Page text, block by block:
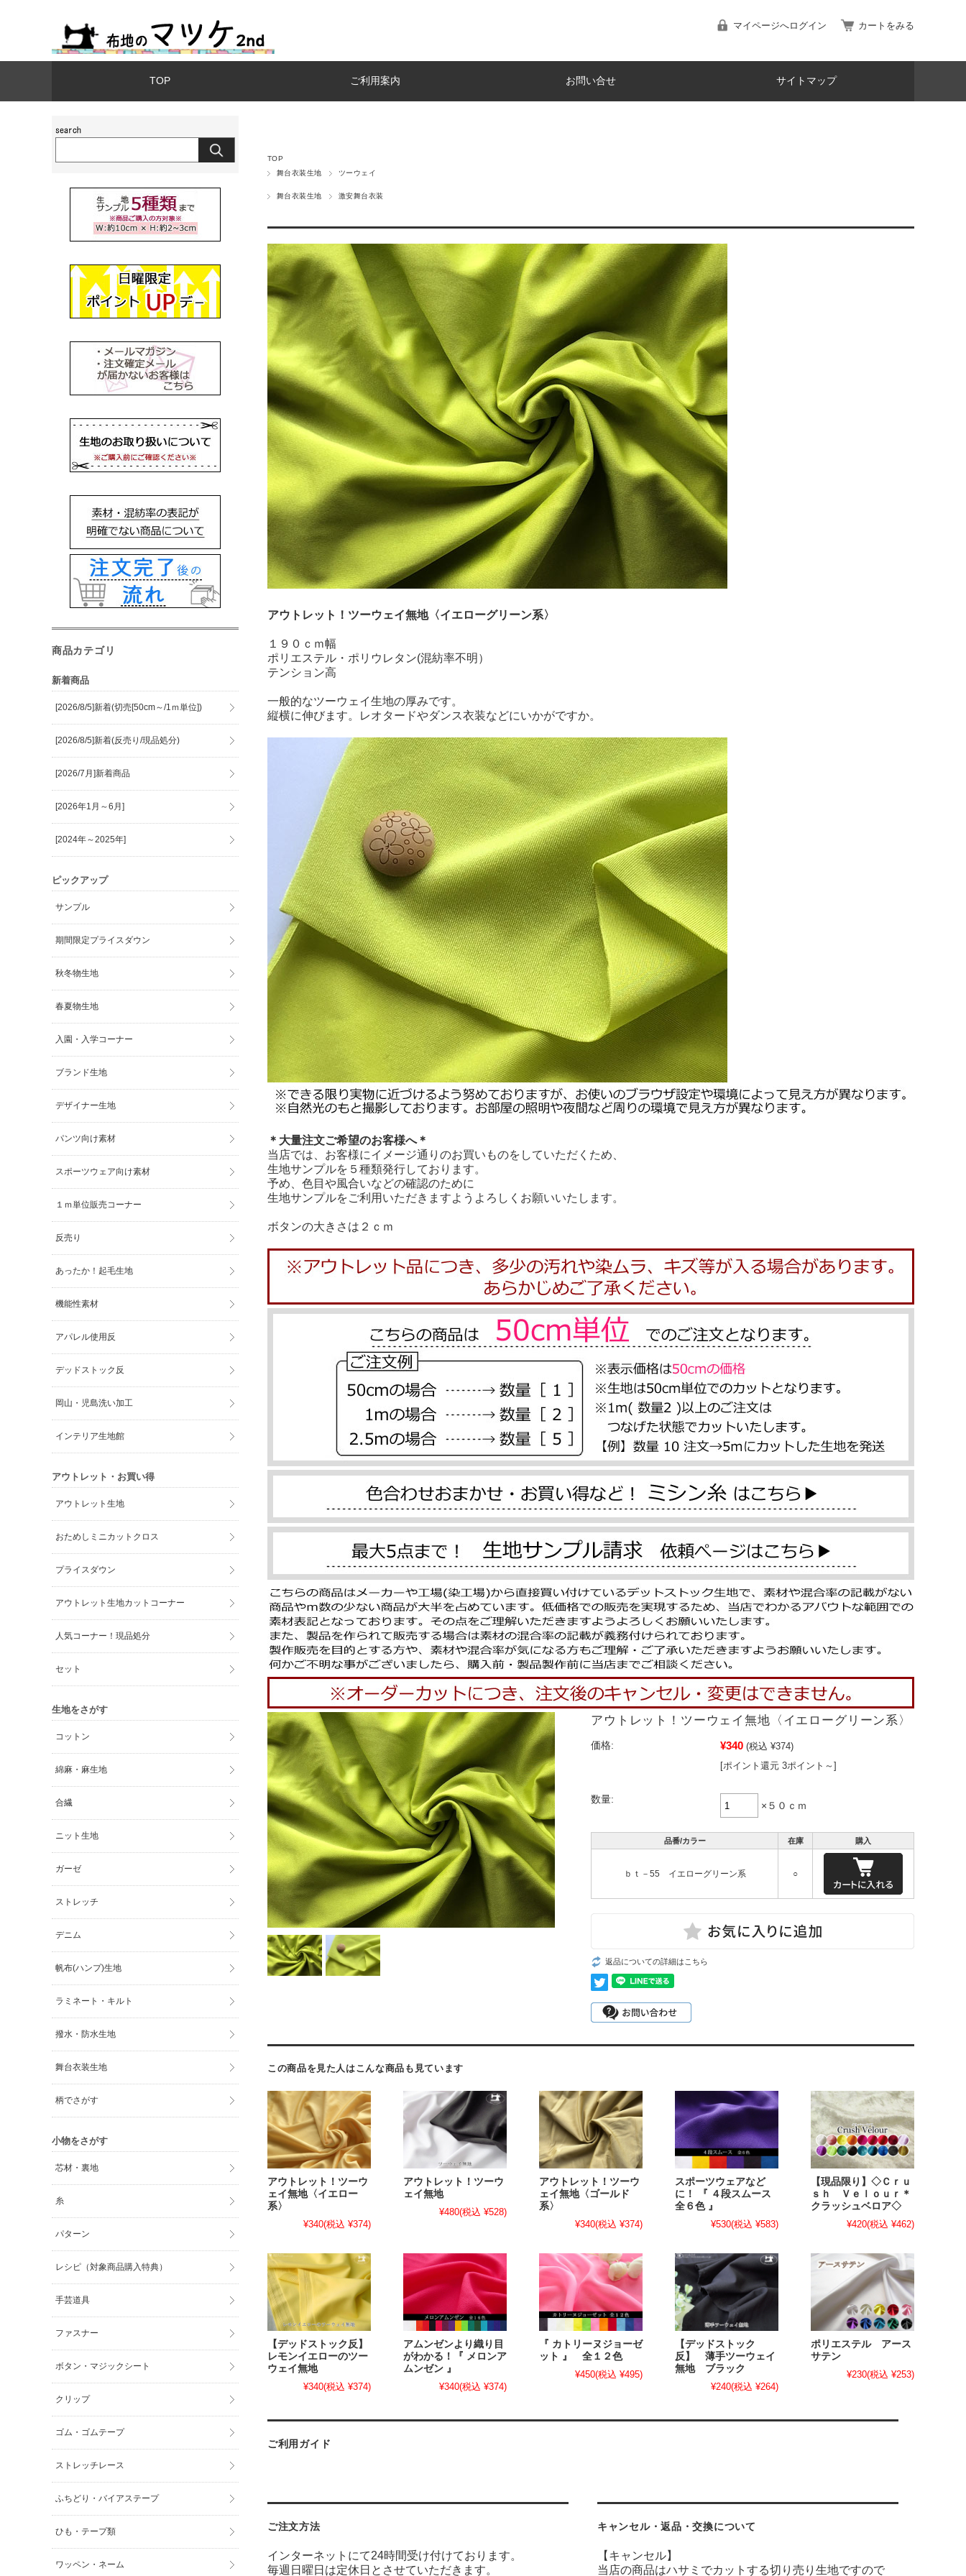
マイページへログイン カートをみる
TOP ご利用案内 お問い合せ サイトマップ
TOP
舞台衣装生地
ツーウェイ
舞台衣装生地 激安舞台衣装
アウトレット！ツーウェイ無地〈イエローグリーン系〉
１９０ｃｍ幅
ポリエステル・ポリウレタン(混紡率不明）
テンション高
一般的なツーウェイ生地の厚みです。
縦横に伸びます。レオタードやダンス衣装などにいかがですか。
＊大量注文ご希望のお客様へ＊
当店では、お客様にイメージ通りのお買いものをしていただくため、
生地サンプルを５種類発行しております。
予め、色目や風合いなどの確認のために
生地サンプルをご利用いただきますようよろしくお願いいたします。
ボタンの大きさは２ｃｍ
アウトレット！ツーウェイ無地〈イエローグリーン系〉
価格: ¥340 (税込 ¥374)
[ポイント還元 3ポイント～]
数量:
×５０ｃｍ
品番/カラー 在庫 購入
ｂｔ－55 イエローグリーン系 ○
返品についての詳細はこちら
この商品を見た人はこんな商品も見ています
アウトレット！ツーウ
ェイ無地〈イエロー
系〉
¥340(税込 ¥374)
アウトレット！ツーウ
ェイ無地
¥480(税込 ¥528)
アウトレット！ツーウ
ェイ無地〈ゴールド
系〉
¥340(税込 ¥374)
スポーツウェアなど
に！ 『 ４段スムース
全６色 』
¥530(税込 ¥583)
【現品限り】◇Ｃｒｕ
ｓｈ Ｖｅｌｏｕｒ＊
クラッシュベロア◇
¥420(税込 ¥462)
【デッドストック反】
レモンイエローのツー
ウェイ無地
¥340(税込 ¥374)
アムンゼンより織り目
がわかる！『 メロンア
ムンゼン 』
¥340(税込 ¥374)
『 カトリーヌジョーゼ
ット 』 全１２色
¥450(税込 ¥495)
【デッドストック
反】 薄手ツーウェイ
無地 ブラック
¥240(税込 ¥264)
ポリエステル アース
サテン
¥230(税込 ¥253)
ご利用ガイド
ご注文方法
インターネットにて24時間受け付けております。
毎週日曜日は定休日とさせていただきます。
キャンセル・返品・交換について
【キャンセル】
当店の商品はハサミでカットする切り売り生地ですので
商品カテゴリ
新着商品
[2026/8/5]新着(切売[50cm～/1ｍ単位])
[2026/8/5]新着(反売り/現品処分)
[2026/7月]新着商品
[2026年1月～6月]
[2024年～2025年]
ピックアップ
サンプル
期間限定プライスダウン
秋冬物生地
春夏物生地
入園・入学コーナー
ブランド生地
デザイナー生地
パンツ向け素材
スポーツウェア向け素材
１ｍ単位販売コーナー
反売り
あったか！起毛生地
機能性素材
アパレル使用反
デッドストック反
岡山・児島洗い加工
インテリア生地館
アウトレット・お買い得
アウトレット生地
おためしミニカットクロス
プライスダウン
アウトレット生地カットコーナー
人気コーナー！現品処分
セット
生地をさがす
コットン
綿麻・麻生地
合繊
ニット生地
ガーゼ
ストレッチ
デニム
帆布(ハンプ)生地
ラミネート・キルト
撥水・防水生地
舞台衣装生地
柄でさがす
小物をさがす
芯材・裏地
糸
パターン
レシピ（対象商品購入特典）
手芸道具
ファスナー
ボタン・マジックシート
クリップ
ゴム・ゴムテープ
ストレッチレース
ふちどり・バイアステープ
ひも・テープ類
ワッペン・ネーム